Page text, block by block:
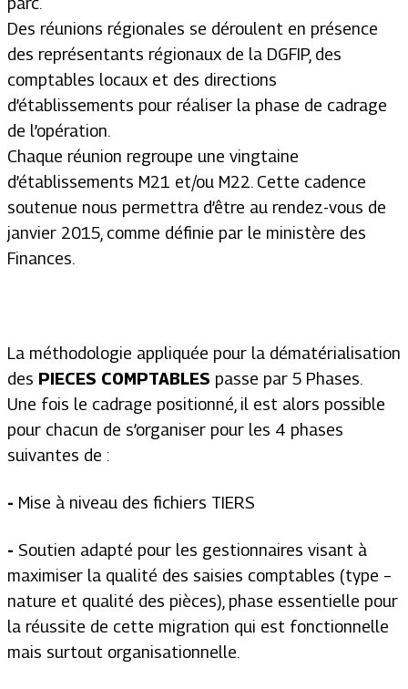
Des réunions régionales se déroulent en présence
des représentants régionaux de la DGFIP, des
comptables locaux et des directions
d’établissements pour réaliser la phase de cadrage
de l’opération.
Chaque réunion regroupe une vingtaine
d’établissements M21 et/ou M22. Cette cadence
soutenue nous permettra d’être au rendez-vous de
janvier 2015, comme définie par le ministère des
Finances.
La méthodologie appliquée pour la dématérialisation
des PIECES COMPTABLES passe par 5 Phases.
Une fois le cadrage positionné, il est alors possible
pour chacun de s’organiser pour les 4 phases
suivantes de :
- Mise à niveau des fichiers TIERS
- Soutien adapté pour les gestionnaires visant à
maximiser la qualité des saisies comptables (type –
nature et qualité des pièces), phase essentielle pour
la réussite de cette migration qui est fonctionnelle
mais surtout organisationnelle.